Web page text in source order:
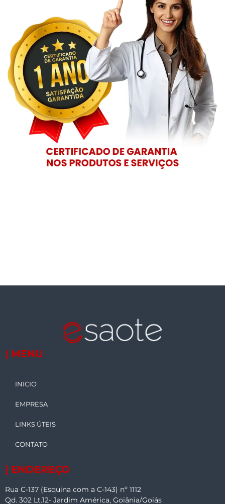
| MENU
INICIO
EMPRESA
LINKS ÚTEIS
CONTATO
| ENDEREÇO
Rua C-137 (Esquina com a C-143) nº 1112
Qd. 302 Lt.12- Jardim América, Goiânia/Goiás